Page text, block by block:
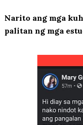
Narito ang mga
palitan ng mga